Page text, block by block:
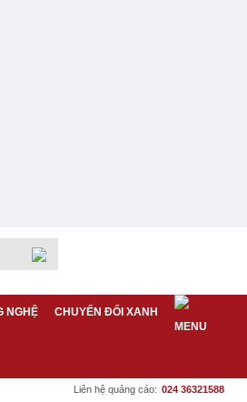
NGHỆ CHUYỂN ĐỔI XANH
Liên hệ quảng cáo: 024 36321588